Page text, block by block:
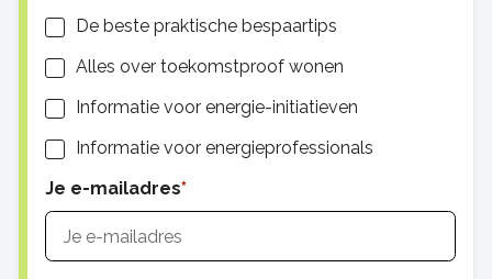
LijstenDe beste praktische bespaartips
Alles over toekomstproof wonen
Informatie voor energie-initiatieven
Informatie voor energieprofessionals
Je e-mailadres